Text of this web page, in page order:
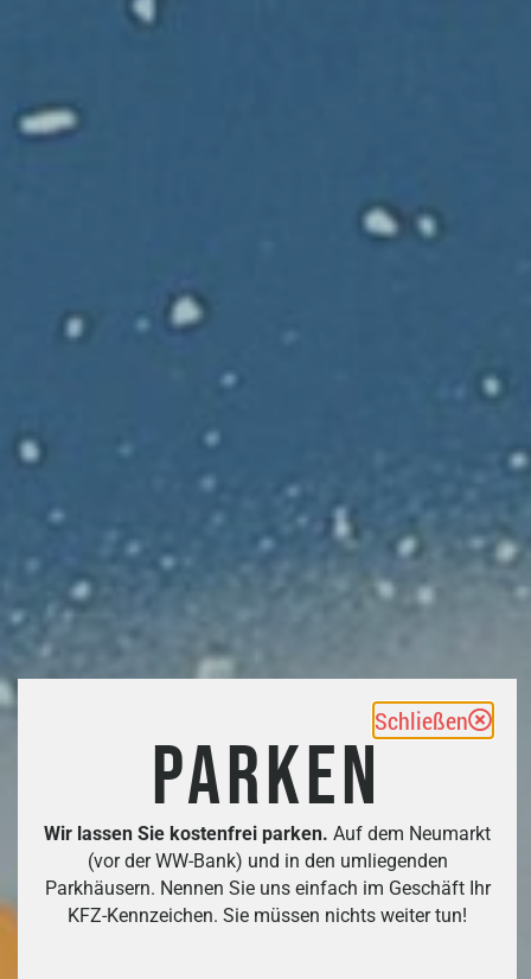
Schließen
PARKEN
Wir lassen Sie kostenfrei parken. Auf dem Neumarkt
(vor der WW-Bank) und in den umliegenden
Parkhäusern. Nennen Sie uns einfach im Geschäft Ihr
KFZ-Kennzeichen. Sie müssen nichts weiter tun!